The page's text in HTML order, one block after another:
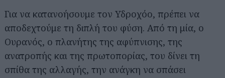
Για να κατανοήσουμε τον Υδροχόο, πρέπει να
αποδεχτούμε τη διπλή του φύση. Από τη μία, ο
Ουρανός, ο πλανήτης της αφύπνισης, της
ανατροπής και της πρωτοπορίας, του δίνει τη
σπίθα της αλλαγής, την ανάγκη να σπάσει